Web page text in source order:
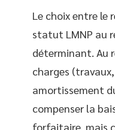
Le choix entre le
statut LMNP au
déterminant. Au
charges
amortissement
compenser la
forfaitaire, mais